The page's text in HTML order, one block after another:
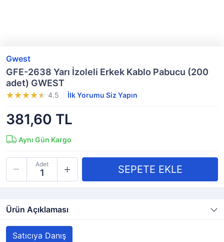
Gwest
GFE-2638 Yarı İzoleli Erkek Kablo Pabucu (200
adet) GWEST
4.5 İlk Yorumu Siz Yapın
381,60 TL
Aynı Gün Kargo
Adet
Ürün Açıklaması
Satıcıya Danış